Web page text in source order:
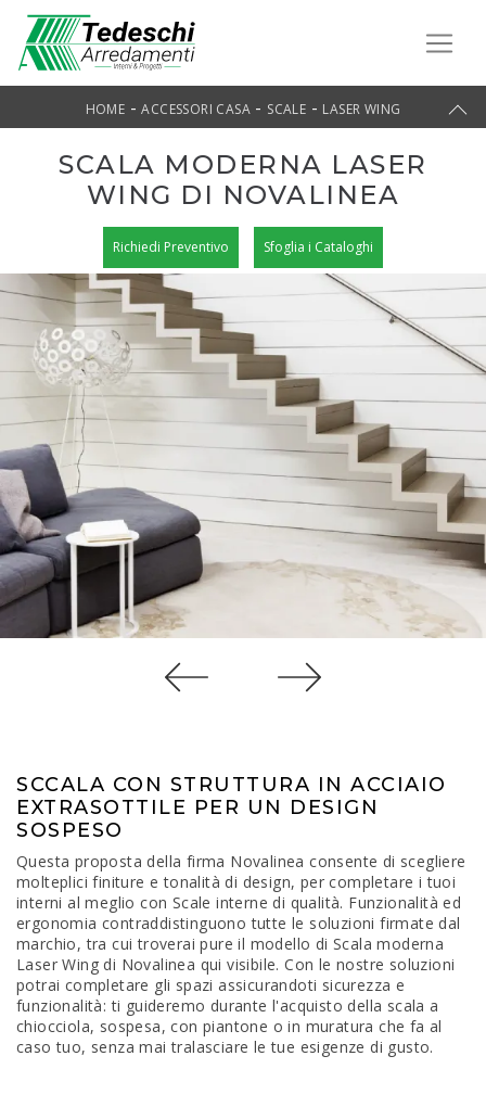
HOME -ACCESSORI CASA - SCALE - LASER WING
SCALA MODERNA LASER
WING DI NOVALINEA
Richiedi Preventivo Sfoglia i Cataloghi
SCCALA CON STRUTTURA IN ACCIAIO
EXTRASOTTILE PER UN DESIGN
SOSPESO
Questa proposta della firma Novalinea consente di scegliere
molteplici finiture e tonalità di design, per completare i tuoi
interni al meglio con Scale interne di qualità. Funzionalità ed
ergonomia contraddistinguono tutte le soluzioni firmate dal
marchio, tra cui troverai pure il modello di Scala moderna
Laser Wing di Novalinea qui visibile. Con le nostre soluzioni
potrai completare gli spazi assicurandoti sicurezza e
funzionalità: ti guideremo durante l'acquisto della scala a
chiocciola, sospesa, con piantone o in muratura che fa al
caso tuo, senza mai tralasciare le tue esigenze di gusto.